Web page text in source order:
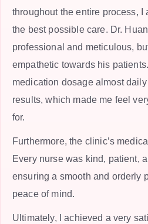
throughout the entire process, I
the best possible care. Dr.
professional and meticulous,
empathetic towards his
medication dosage almost
results, which made me feel
for.
Furthermore, the clinic’s
Every nurse was kind, patient,
ensuring a smooth and orderly
peace of mind.
Ultimately, I achieved a very